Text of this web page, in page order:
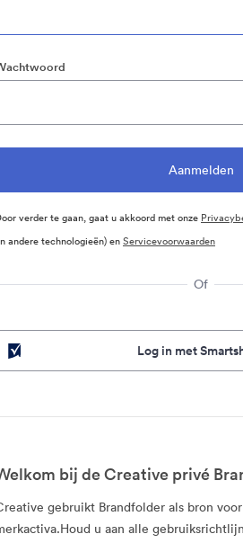
verder te gaan, gaat u akkoord met onze
andere technologieën) enServicevoorwaarden
Of
Log in met
bij de Creative privé
gebruikt Brandfolder als bron
u aan alle